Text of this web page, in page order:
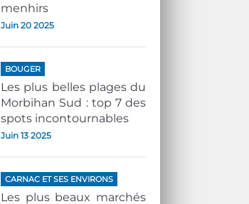
menhirs
Juin 20 2025
BOUGER
Les plus belles plages du
Morbihan Sud : top 7 des
spots incontournables
Juin 13 2025
CARNAC ET SES ENVIRONS
Les plus beaux marchés